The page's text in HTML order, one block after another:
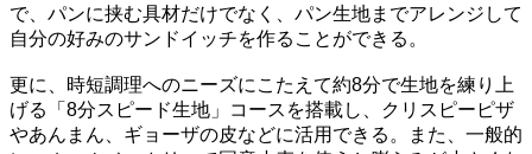
で、パンに挟む具材だけでなく、パン生地までアレンジして
自分の好みのサンドイッチを作ることができる。
更に、時短調理へのニーズにこたえて約8分で生地を練り上
げる「8分スピード生地」コースを搭載し、クリスピーピザ
やあんまん、ギョーザの皮などに活用できる。また、一般的